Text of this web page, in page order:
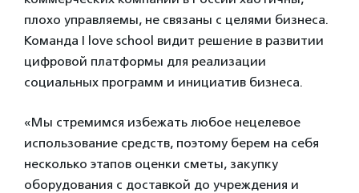
плохо управляемы, не связаны с целями бизнеса.
Команда I love school видит решение в развитии
цифровой платформы для реализации
социальных программ и инициатив бизнеса.
«Мы стремимся избежать любое нецелевое
использование средств, поэтому берем на себя
несколько этапов оценки сметы, закупку
оборудования с доставкой до учреждения и